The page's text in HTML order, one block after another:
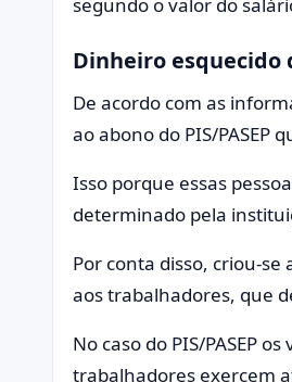
Dinheiro esquecido
De acordo com as
ao abono do PIS/PASEP
Isso porque essas
determinado pela
Por conta disso, criou-
aos trabalhadores, que
No caso do PIS/PASEP
trabalhadores exercem